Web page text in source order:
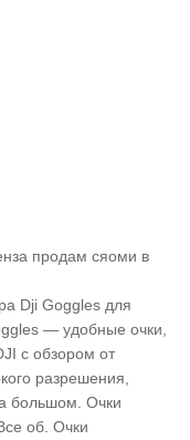
Dji Goggles для
— удобные очки,
с обзором от
разрешения,
большом. Очки
об. Очки